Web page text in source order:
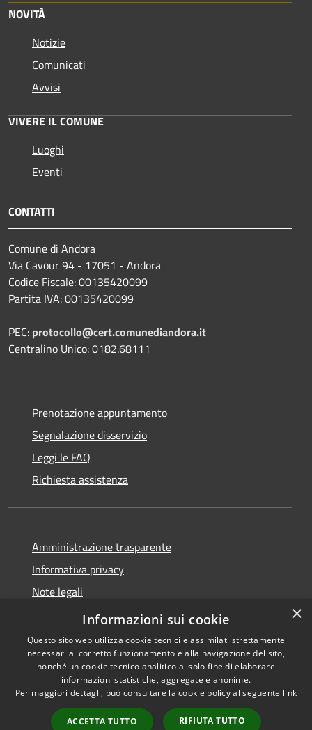
NOVITÀ
Notizie
Comunicati
Avvisi
VIVERE IL COMUNE
Luoghi
Eventi
CONTATTI
Comune di Andora
Via Cavour 94 - 17051 - Andora
Codice Fiscale: 00135420099
Partita IVA: 00135420099
PEC: protocollo@cert.comunediandora.it
Centralino Unico: 0182.68111
Prenotazione appuntamento
Segnalazione disservizio
Leggi le FAQ
Richiesta assistenza
Amministrazione trasparente
Informativa privacy
Note legali
Dichiarazione di accessibilità
Accessibilità
Copyright © 2026 • Comune di
Andora • Powered by
Municipium•
Accesso
×
Informazioni sui cookie
Questo sito web utilizza cookie tecnici e assimilati strettamente
necessari al corretto funzionamento e alla navigazione del sito,
nonché un cookie tecnico analitico al solo fine di elaborare
informazioni statistiche, aggregate e anonime.
Per maggiori dettagli, può consultare la cookie policy al seguente link
ACCETTA TUTTO RIFIUTA TUTTO